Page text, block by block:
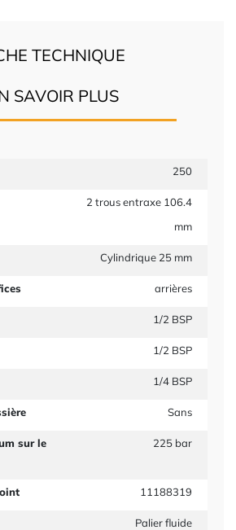
TECHNIQUE
SAVOIR PLUS
250
2 trous entraxe 106.4
mm
Cylindrique 25 mm
arrières
1/2 BSP
1/2 BSP
1/4 BSP
Sans
sur le
225 bar
11188319
Palier fluide